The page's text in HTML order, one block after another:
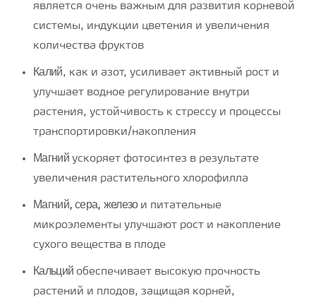
является очень важным для развития корневой
системы, индукции цветения и увеличения
количества фруктов
Калий, как и азот, усиливает активный рост и
улучшает водное регулирование внутри
растения, устойчивость к стрессу и процессы
транспортировки/накопления
Магнийускоряет фотосинтез в результате
увеличения растительного хлорофилла
Магний, сера, железои питательные
микроэлементы улучшают рост и накопление
сухого вещества в плоде
Кальций обеспечивает высокую прочность
растений и плодов, защищая корней,